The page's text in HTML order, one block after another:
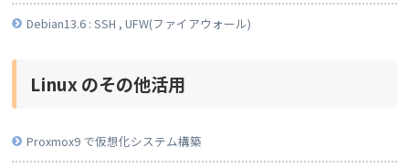
Debian13.6 : SSH , UFW(ファイアウォール)
Linux のその他活用
Proxmox9 で仮想化システム構築